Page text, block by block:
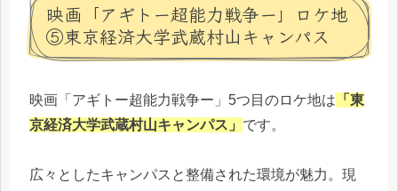
映画「アギトー超能力戦争ー」ロケ地
⑤東京経済大学武蔵村山キャンパス
映画「アギトー超能力戦争ー」5つ目のロケ地は 「東
京経済大学武蔵村山キャンパス」 です。
広々としたキャンパスと整備された環境が魅力。現